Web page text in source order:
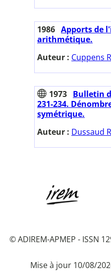
1986 Apports de
arithmétique.
Auteur : Cuppens
1973 Bulletin
231-234.
symétrique.
Auteur : Dussaud
© ADIREM-APMEP - ISSN
Mise à jour 10/08/